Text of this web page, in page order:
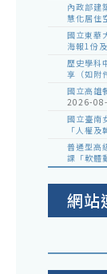
內政部建
慧化居住
國立東華
海報1份
歷史學科
享（如附
國立高雄
2026-
國立臺南
「人權
普通型高
課「軟體
網站